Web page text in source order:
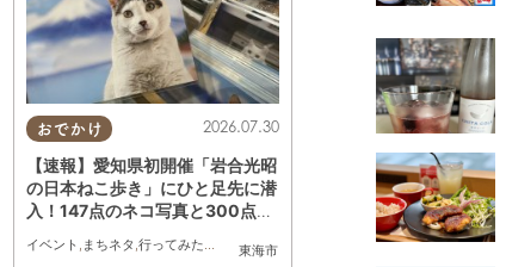
知多市, 東浦町 常滑市,武豊町, 美浜町,南知多町
おでかけ
東海市
2026.07.30
【速報】愛知県初開催「岩合光昭
の日本ねこ歩き」にひと足先に潜
入！147点のネコ写真と300点以
まる広告
イベント , まちネタ ,行ってみたレポ ちたまる広告 トレンド